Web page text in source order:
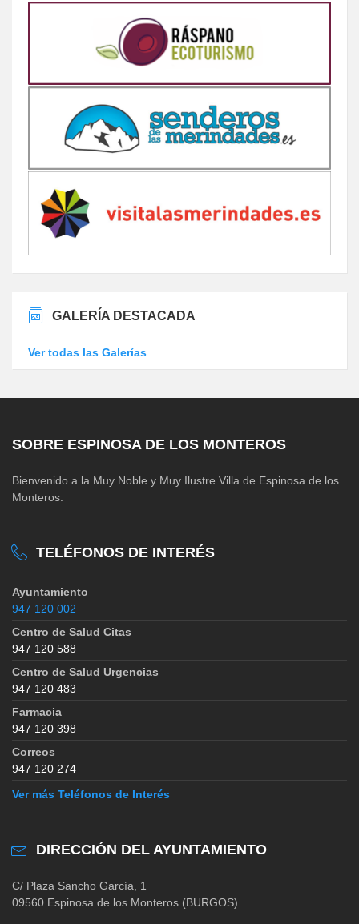
GALERÍA DESTACADA
Ver todas las Galerías
SOBRE ESPINOSA DE LOS MONTEROS
Bienvenido a la Muy Noble y Muy Ilustre Villa de Espinosa de los
Monteros.
TELÉFONOS DE INTERÉS
Ayuntamiento
947 120 002
Centro de Salud Citas
947 120 588
Centro de Salud Urgencias
947 120 483
Farmacia
947 120 398
Correos
947 120 274
Ver más Teléfonos de Interés
DIRECCIÓN DEL AYUNTAMIENTO
C/ Plaza Sancho García, 1
09560 Espinosa de los Monteros (BURGOS)